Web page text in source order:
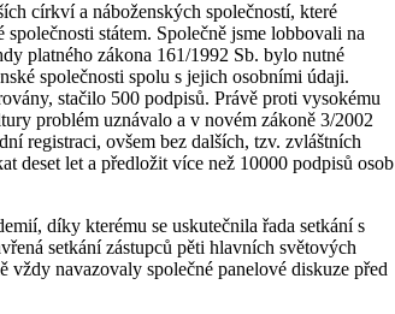
církví a náboženských společností, které
státem. Společně jsme lobbovali na
platného zákona 161/1992 Sb. bylo nutné
společnosti spolu s jejich osobními údaji.
stačilo 500 podpisů. Právě proti vysokému
problém uznávalo a v novém zákoně 3/2002
registraci, ovšem bez dalších, tzv. zvláštních
deset let a předložit více než 10000 podpisů osob
díky kterému se uskutečnila řada setkání s
setkání zástupců pěti hlavních světových
navazovaly společné panelové diskuze před